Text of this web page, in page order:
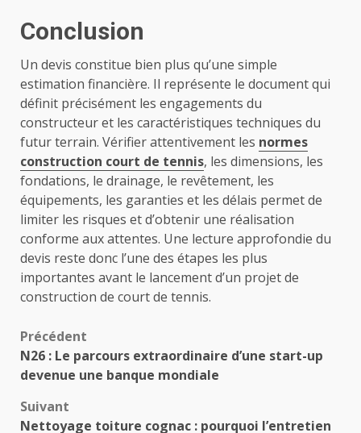
Conclusion
Un devis constitue bien plus qu’une simple
estimation financière. Il représente le document qui
définit précisément les engagements du
constructeur et les caractéristiques techniques du
futur terrain. Vérifier attentivement les normes
construction court de tennis, les dimensions, les
fondations, le drainage, le revêtement, les
équipements, les garanties et les délais permet de
limiter les risques et d’obtenir une réalisation
conforme aux attentes. Une lecture approfondie du
devis reste donc l’une des étapes les plus
importantes avant le lancement d’un projet de
construction de court de tennis.
Navigation
d’article
Précédent
N26 : Le parcours extraordinaire d’une start-up
devenue une banque mondiale
Suivant
Nettoyage toiture cognac : pourquoi l’entretien